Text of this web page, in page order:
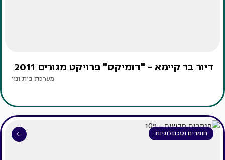
דיור בר קיימא - "דומיקס" פרויקט מגורים 2011
מערכת בית ונוי
חומרים וטכנולוגיות